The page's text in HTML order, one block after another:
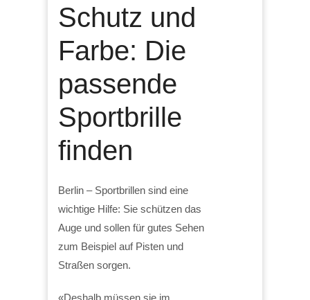
Schutz und
Farbe: Die
passende
Sportbrille
finden
Berlin – Sportbrillen sind eine
wichtige Hilfe: Sie schützen das
Auge und sollen für gutes Sehen
zum Beispiel auf Pisten und
Straßen sorgen.
«Deshalb müssen sie im